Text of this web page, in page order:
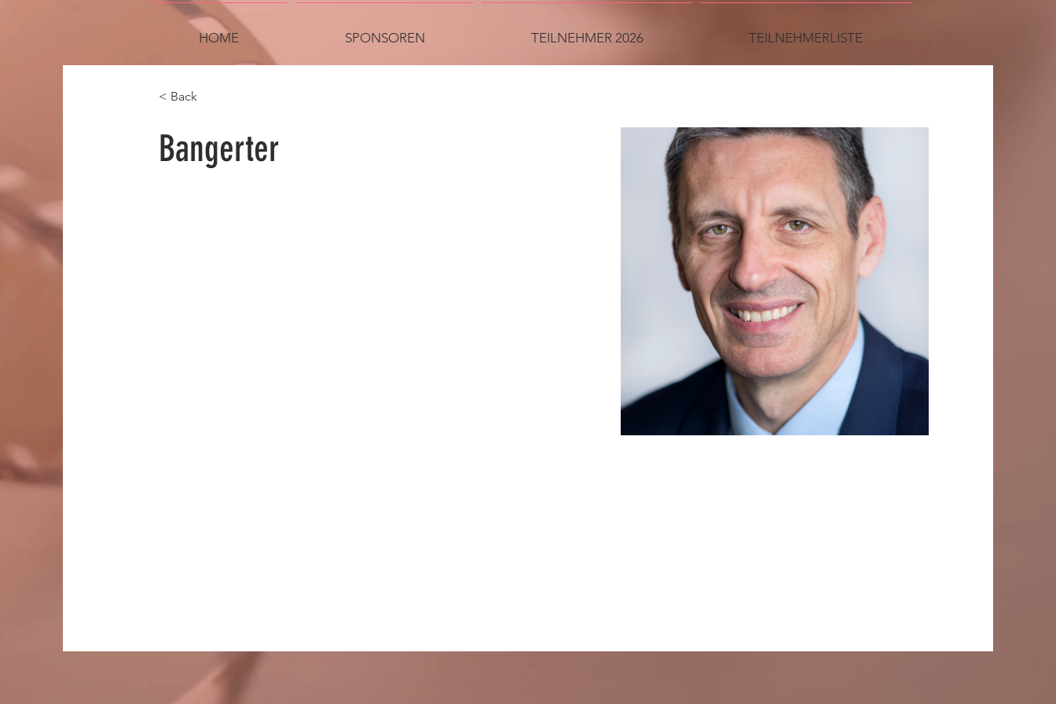
HOME SPONSOREN TEILNEHMER 2026 TEILNEHMERLISTE
< Back
Bangerter